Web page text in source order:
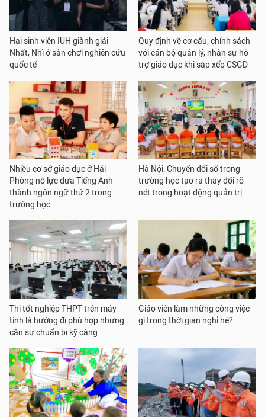
Hai sinh viên IUH giành giải
Nhất, Nhì ở sân chơi nghiên cứu
quốc tế
Quy định về cơ cấu, chính sách
với cán bộ quản lý, nhân sự hỗ
trợ giáo dục khi sắp xếp CSGD
Nhiều cơ sở giáo dục ở Hải
Phòng nỗ lực đưa Tiếng Anh
thành ngôn ngữ thứ 2 trong
trường học
Hà Nội: Chuyển đổi số trong
trường học tạo ra thay đổi rõ
nét trong hoạt động quản trị
Thi tốt nghiệp THPT trên máy
tính là hướng đi phù hợp nhưng
cần sự chuẩn bị kỹ càng
Giáo viên làm những công việc
gì trong thời gian nghỉ hè?